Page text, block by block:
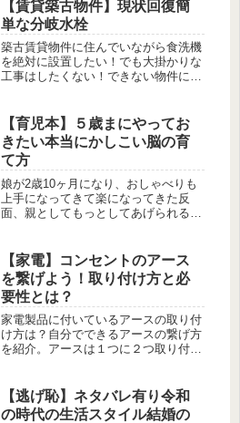
がない！少なからず変化の年だ...
【賃貸築古物件】現状回復簡
単な分岐水栓
築古賃貸物件に住んでいながら食洗機
を絶対に設置したい！でも大掛かりな
工事はしたくない！できない物件に住
【育児本】５歳まにやってお
きたい本当にかしこい脳の育
て方
娘が2歳10ヶ月になり、おしゃべりも
上手になってきて楽になってきた反
面、親としてもっとしてあげられるこ
ラをどうするべきなのかと思うところ
があり、そろそろ思い腰をあげて育児
本...
【家電】コンセントのアース
を繋げよう！取り付け方と必
要性とは？
家電製品に付いているアースの取り付
け方は？自分でできるアースの繋げ方
を紹介。アースは１つに２つ取り付け
ける理由とは？家電から発生する電磁
波を大地へ逃してあげましょう。
【逃げ恥】ネタバレ有り令和
の時代の生活スタイル結婚の